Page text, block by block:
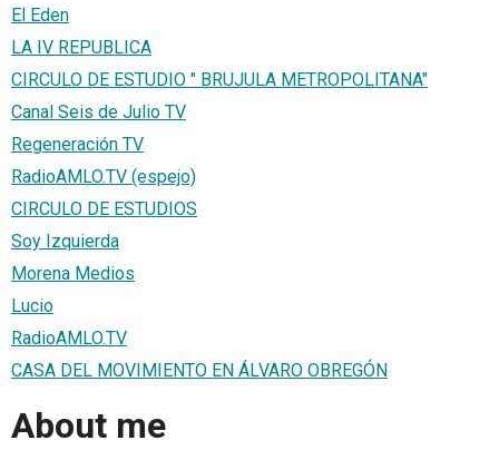
El Eden
LA IV REPUBLICA
CIRCULO DE ESTUDIO " BRUJULA METROPOLITANA"
Canal Seis de Julio TV
Regeneración TV
RadioAMLO.TV (espejo)
CIRCULO DE ESTUDIOS
Soy Izquierda
Morena Medios
Lucio
RadioAMLO.TV
CASA DEL MOVIMIENTO EN ÁLVARO OBREGÓN
About me